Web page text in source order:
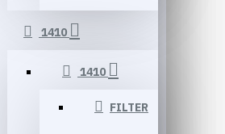
1410
1410
FILTER